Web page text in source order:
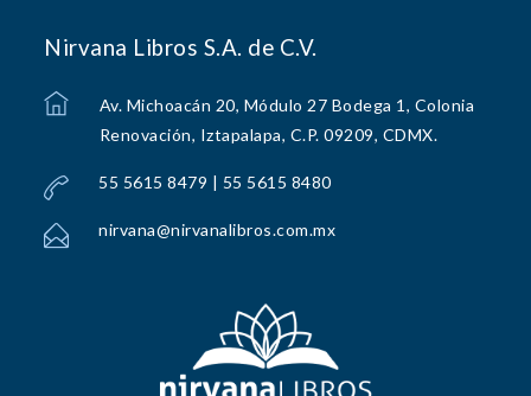
Nirvana Libros S.A. de C.V.
Av. Michoacán 20, Módulo 27 Bodega 1, Colonia
Renovación, Iztapalapa, C.P. 09209, CDMX.
55 5615 8479 | 55 5615 8480
nirvana@nirvanalibros.com.mx